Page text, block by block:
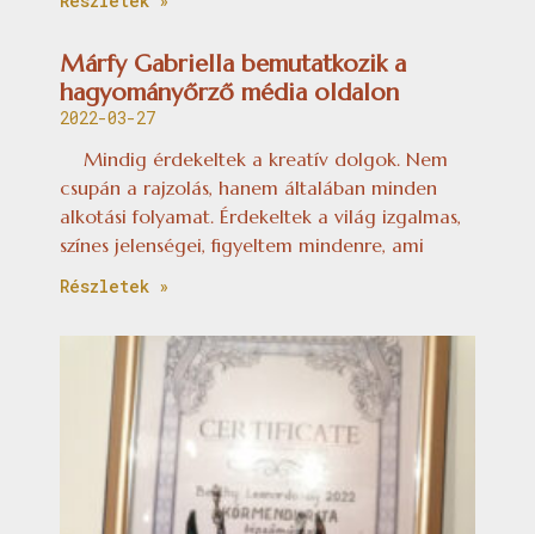
Márfy Gabriella bemutatkozik a
hagyományőrző média oldalon
2022-03-27
Mindig érdekeltek a kreatív dolgok. Nem
csupán a rajzolás, hanem általában minden
alkotási folyamat. Érdekeltek a világ izgalmas,
színes jelenségei, figyeltem mindenre, ami
Részletek »